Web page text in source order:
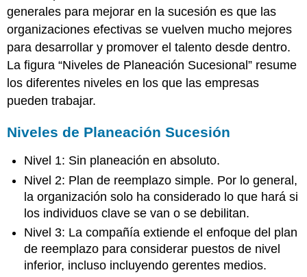
generales para mejorar en la sucesión es que las
organizaciones efectivas se vuelven mucho mejores
para desarrollar y promover el talento desde dentro.
La figura “Niveles de Planeación Sucesional” resume
los diferentes niveles en los que las empresas
pueden trabajar.
Niveles de Planeación Sucesión
Nivel 1: Sin planeación en absoluto.
Nivel 2: Plan de reemplazo simple. Por lo general,
la organización solo ha considerado lo que hará si
los individuos clave se van o se debilitan.
Nivel 3: La compañía extiende el enfoque del plan
de reemplazo para considerar puestos de nivel
inferior, incluso incluyendo gerentes medios.